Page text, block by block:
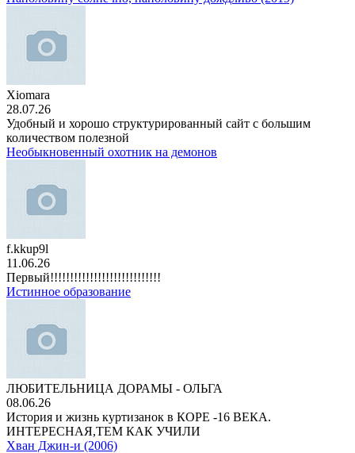
Xiomara
28.07.26
Удобный и хорошо структурированный сайт с большим
количеством полезной
Необыкновенный охотник на демонов
f.kkup9l
11.06.26
Первый!!!!!!!!!!!!!!!!!!!!!!!!!!!!
Истинное образование
ЛЮБИТЕЛЬНИЦА ДОРАМЫ - ОЛЬГА
08.06.26
История и жизнь куртизанок в КОРЕ -16 ВЕКА.
ИНТЕРЕСНАЯ,ТЕМ КАК УЧИЛИ
Хван Джин-и (2006)